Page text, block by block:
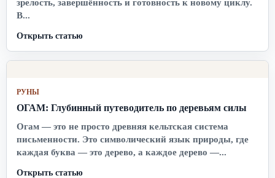
зрелость, завершённость и готовность к новому циклу.
В...
Открыть статью
РУНЫ
ОГАМ: Глубинный путеводитель по деревьям силы
Огам — это не просто древняя кельтская система
письменности. Это символический язык природы, где
каждая буква — это дерево, а каждое дерево —...
Открыть статью